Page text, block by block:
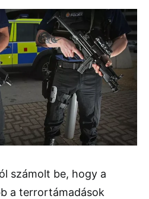
számolt be, hogy a
a terrortámadások